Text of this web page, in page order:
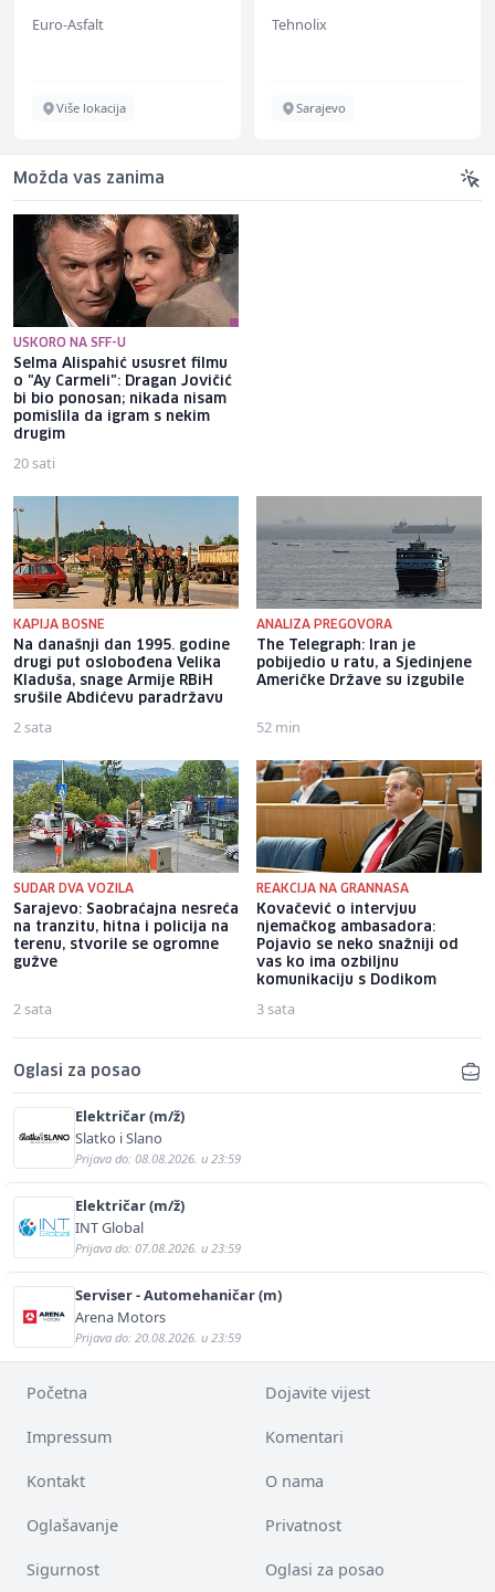
Euro-Asfalt
Više lokacija
Tehnolix
Sarajevo
Možda vas zanima
USKORO NA SFF-U
Selma Alispahić ususret filmu
o "Ay Carmeli": Dragan Jovičić
bi bio ponosan; nikada nisam
pomislila da igram s nekim
drugim
20 sati
KAPIJA BOSNE
Na današnji dan 1995. godine
drugi put oslobođena Velika
Kladuša, snage Armije RBiH
srušile Abdićevu paradržavu
2 sata
ANALIZA PREGOVORA
The Telegraph: Iran je
pobijedio u ratu, a Sjedinjene
Američke Države su izgubile
52 min
SUDAR DVA VOZILA
Sarajevo: Saobraćajna nesreća
na tranzitu, hitna i policija na
terenu, stvorile se ogromne
gužve
2 sata
REAKCIJA NA GRANNASA
Kovačević o intervjuu
njemačkog ambasadora:
Pojavio se neko snažniji od
vas ko ima ozbiljnu
komunikaciju s Dodikom
3 sata
Oglasi za posao
Električar (m/ž)
Slatko i Slano
Prijava do: 08.08.2026. u 23:59
Električar (m/ž)
INT Global
Prijava do: 07.08.2026. u 23:59
Serviser - Automehaničar (m)
Arena Motors
Prijava do: 20.08.2026. u 23:59
Početna Dojavite vijest
Impressum Komentari
Kontakt O nama
Oglašavanje Privatnost
Sigurnost Oglasi za posao